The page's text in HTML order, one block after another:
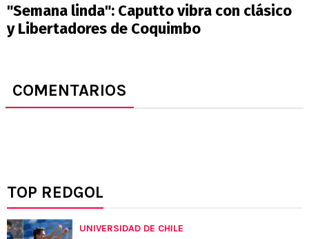
"Semana linda": Caputto vibra con clásico
y Libertadores de Coquimbo
COMENTARIOS
TOP REDGOL
UNIVERSIDAD DE CHILE